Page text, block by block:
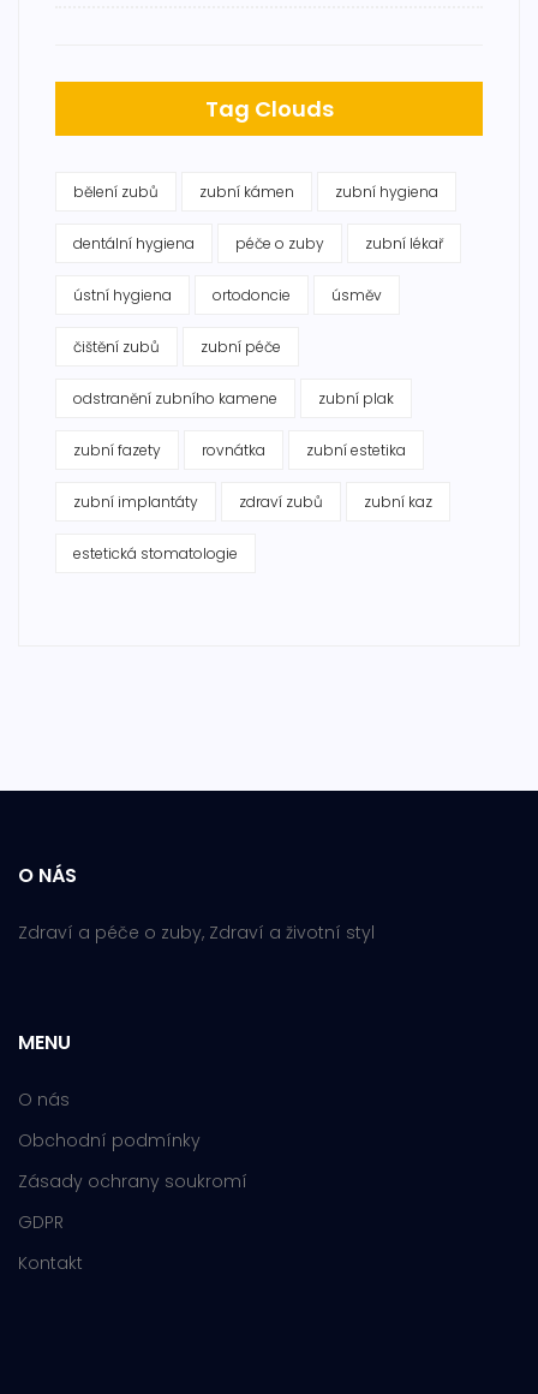
Tag Clouds
bělení zubů zubní kámen zubní hygiena
dentální hygiena péče o zuby zubní lékař
ústní hygiena ortodoncie úsměv
čištění zubů zubní péče
odstranění zubního kamene zubní plak
zubní fazety rovnátka zubní estetika
zubní implantáty zdraví zubů zubní kaz
estetická stomatologie
O NÁS
Zdraví a péče o zuby, Zdraví a životní styl
MENU
O nás
Obchodní podmínky
Zásady ochrany soukromí
GDPR
Kontakt